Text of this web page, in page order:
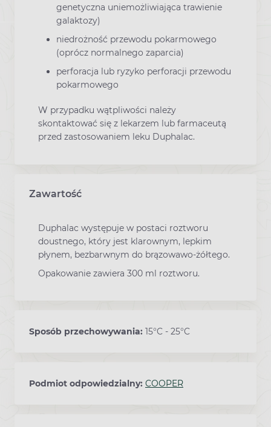
genetyczna uniemożliwiająca trawienie
galaktozy)
niedrożność przewodu pokarmowego
(oprócz normalnego zaparcia)
perforacja lub ryzyko perforacji przewodu
pokarmowego
W przypadku wątpliwości należy
skontaktować się z lekarzem lub farmaceutą
przed zastosowaniem leku Duphalac.
Zawartość
Duphalac występuje w postaci roztworu
doustnego, który jest klarownym, lepkim
płynem, bezbarwnym do brązowawo-żółtego.
Opakowanie zawiera 300 ml roztworu.
Sposób przechowywania: 15°C - 25°C
Podmiot odpowiedzialny: COOPER